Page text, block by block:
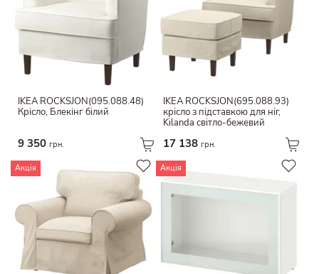
IKEA ROCKSJÖN(095.088.48)
Крісло, Блекінг білий
9 350 грн.
IKEA ROCKSJÖN(695.088.93)
крісло з підставкою для ніг,
Kilanda світло-бежевий
17 138 грн.
Акція Акція